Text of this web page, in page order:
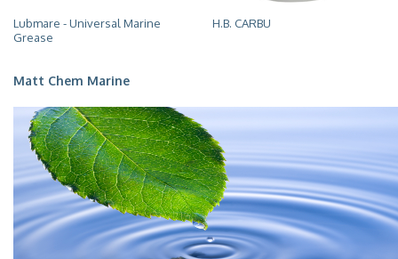
Lubmare - Universal Marine
Grease
H.B. CARBU
Matt Chem Marine